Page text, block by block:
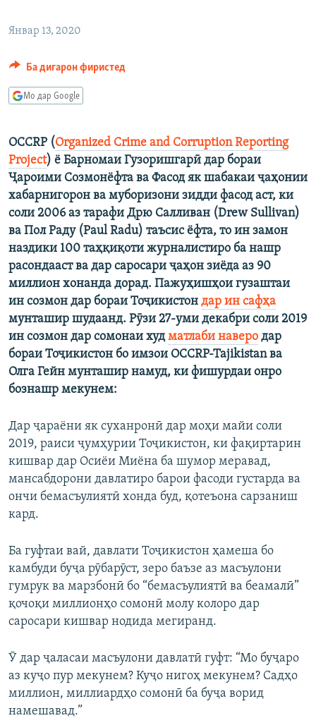
Русский
ПАЙГИРӢ КУНЕД
Ҳамаи сомонаҳои RFE/RL
Январ 13, 2020
Ба дигарон фиристед
Мо дар Google
OCCRP (Organized Crime and Corruption Reporting
Project) ё Барномаи Гузоришгарӣ дар бораи
Ҷароими Созмонёфта ва Фасод як шабакаи ҷаҳонии
хабарнигорон ва муборизони зидди фасод аст, ки
соли 2006 аз тарафи Дрю Салливан (Drew Sullivan)
ва Пол Раду (Paul Radu) таъсис ёфта, то ин замон
наздики 100 таҳқиқоти журналистиро ба нашр
расондааст ва дар саросари ҷаҳон зиёда аз 90
миллион хонанда дорад. Пажуҳишҳои гузаштаи
ин созмон дар бораи Тоҷикистон дар ин сафҳа
мунташир шудаанд. Рӯзи 27-уми декабри соли 2019
ин созмон дар сомонаи худматлаби наверо дар
бораи Тоҷикистон бо имзои OCCRP-Tajikistan ва
Олга Гейн мунташир намуд, ки фишурдаи онро
бознашр мекунем:
Дар ҷараёни як суханронӣ дар моҳи майи соли
2019, раиси ҷумҳурии Тоҷикистон, ки фақиртарин
кишвар дар Осиёи Миёна ба шумор меравад,
мансабдорони давлатиро барои фасоди густарда ва
ончи бемасъулиятӣ хонда буд, қотеъона сарзаниш
кард.
Ба гуфтаи вай, давлати Тоҷикистон ҳамеша бо
камбуди буҷа рӯбарӯст, зеро баъзе аз масъулони
гумрук ва марзбонӣ бо “бемасъулиятӣ ва беамалӣ”
қочоқи миллионҳо сомонӣ молу колоро дар
саросари кишвар нодида мегиранд.
Ӯ дар ҷаласаи масъулони давлатӣ гуфт: “Мо буҷаро
аз куҷо пур мекунем? Куҷо нигоҳ мекунем? Садҳо
миллион, миллиардҳо сомонӣ ба буҷа ворид
намешавад.”